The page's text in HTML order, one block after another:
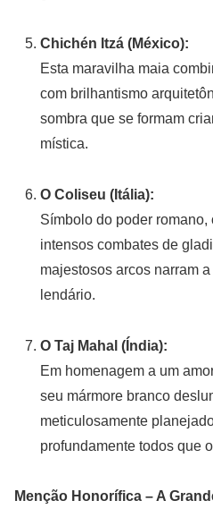
Chichén Itzá (México):
Esta maravilha maia
com brilhantismo
sombra que se formam
mística.
O Coliseu (Itália):
Símbolo do poder
intensos combates de
majestosos arcos narram
lendário.
O Taj Mahal (Índia):
Em homenagem a um
seu mármore branco
meticulosamente
profundamente todos que
Menção Honorífica – A